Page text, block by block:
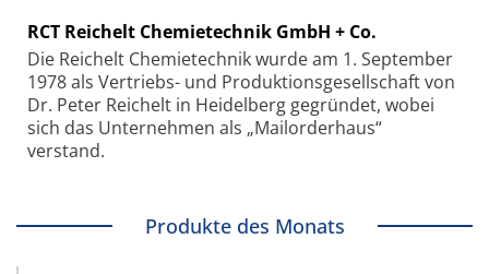
RCT Reichelt Chemietechnik GmbH + Co.
Die Reichelt Chemietechnik wurde am 1. September
1978 als Vertriebs- und Produktionsgesellschaft von
Dr. Peter Reichelt in Heidelberg gegründet, wobei
sich das Unternehmen als „Mailorderhaus“
verstand.
Produkte des Monats